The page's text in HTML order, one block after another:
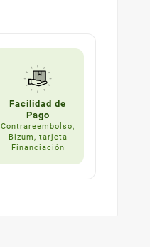
Facilidad de
Pago
Contrareembolso,
Bizum, tarjeta
Financiación